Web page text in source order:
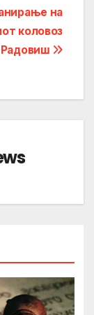
на
коловоз
Радовиш